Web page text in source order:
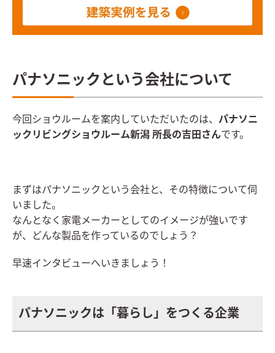
パナソニックという会社について
今回ショウルームを案内していただいたのは、 パナソニ
ックリビングショウルーム新潟 所長の吉田さんです。
まずはパナソニックという会社と、その特徴について伺
いました。
なんとなく家電メーカーとしてのイメージが強いです
が、どんな製品を作っているのでしょう？
早速インタビューへいきましょう！
パナソニックは「暮らし」をつくる企業